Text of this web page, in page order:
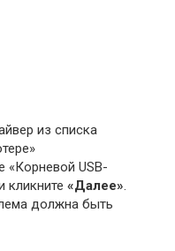
из списка
«Корневой USB-
кликните «Далее»
должна быть